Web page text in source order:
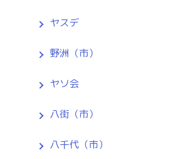
ヤスデ
野洲（市）
ヤソ会
八街（市）
八千代（市）